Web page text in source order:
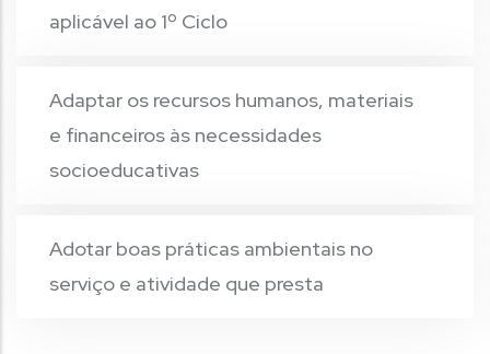
aplicável ao 1º Ciclo
Adaptar os recursos humanos, materiais
e financeiros às necessidades
socioeducativas
Adotar boas práticas ambientais no
serviço e atividade que presta